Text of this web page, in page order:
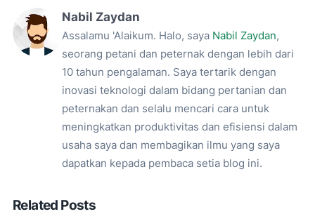
Nabil Zaydan
Assalamu 'Alaikum. Halo, saya Nabil Zaydan,
seorang petani dan peternak dengan lebih dari
10 tahun pengalaman. Saya tertarik dengan
inovasi teknologi dalam bidang pertanian dan
peternakan dan selalu mencari cara untuk
meningkatkan produktivitas dan efisiensi dalam
usaha saya dan membagikan ilmu yang saya
dapatkan kepada pembaca setia blog ini.
Related Posts